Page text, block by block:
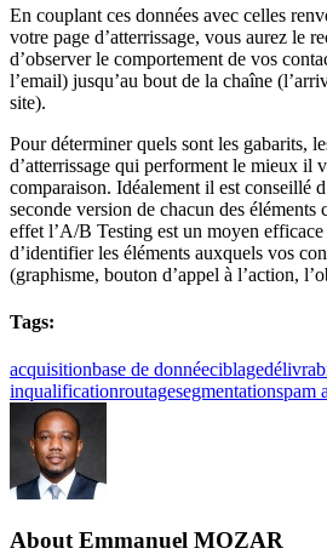
En couplant ces données avec celles
votre page d’atterrissage, vous aurez le
d’observer le comportement de vos
l’email) jusqu’au bout de la chaîne
site).
Pour déterminer quels sont les gabarits,
d’atterrissage qui performent le mieux il
comparaison. Idéalement il est conseillé
seconde version de chacun des éléments
effet l’A/B Testing est un moyen
d’identifier les éléments auxquels vos
(graphisme, bouton d’appel à l’action,
Tags:
acquisitionbase de donnéeciblage
inqualificationroutagesegmentationspam
About Emmanuel MOZAR